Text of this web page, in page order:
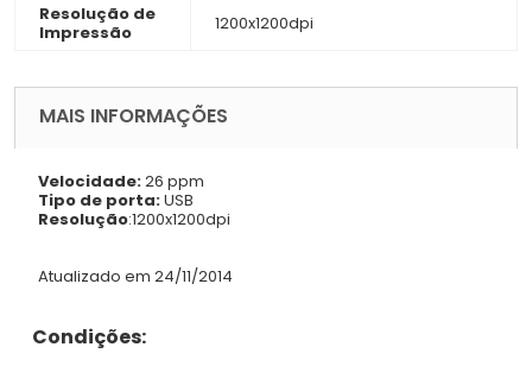
Resolução de
Impressão
1200x1200dpi
MAIS INFORMAÇÕES
Velocidade:26 ppm
Tipo de porta:USB
Resolução:1200x1200dpi
Atualizado em 24/11/2014
Condições: